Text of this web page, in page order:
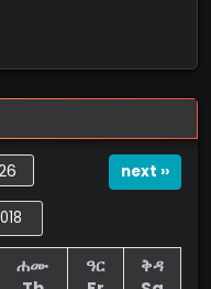
next ››
ሐሙ
ዓር
ቅዳ